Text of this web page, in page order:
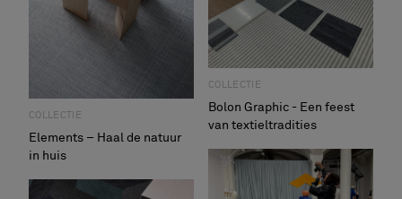
Image & Material Bank
COLLECTIE
Elements – Haal de natuur
in huis
COLLECTIE
Bolon Graphic - Een feest
van textieltradities